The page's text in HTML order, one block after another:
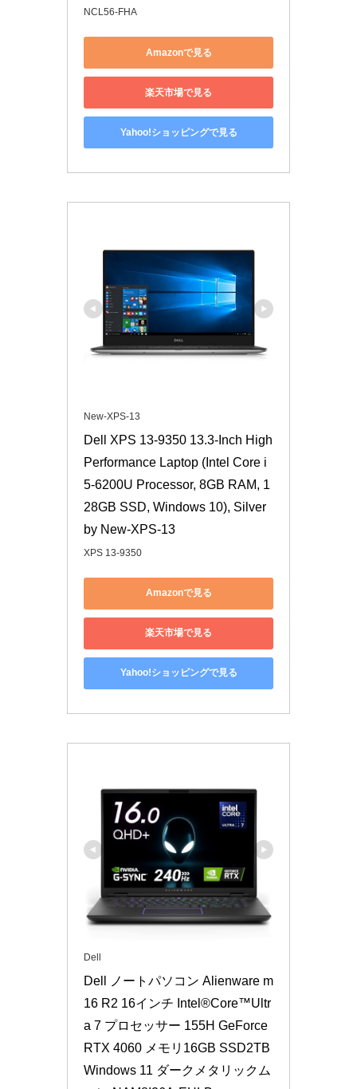
NCL56-FHA
Amazonで見る
楽天市場で見る
Yahoo!ショッピングで見る
New-XPS-13
Dell XPS 13-9350 13.3-Inch High
Performance Laptop (Intel Core i
5-6200U Processor, 8GB RAM, 1
28GB SSD, Windows 10), Silver
by New-XPS-13
XPS 13-9350
Amazonで見る
楽天市場で見る
Yahoo!ショッピングで見る
Dell
Dell ノートパソコン Alienware m
16 R2 16インチ Intel®Core™Ultr
a 7 プロセッサー 155H GeForce
RTX 4060 メモリ16GB SSD2TB
Windows 11 ダークメタリックム